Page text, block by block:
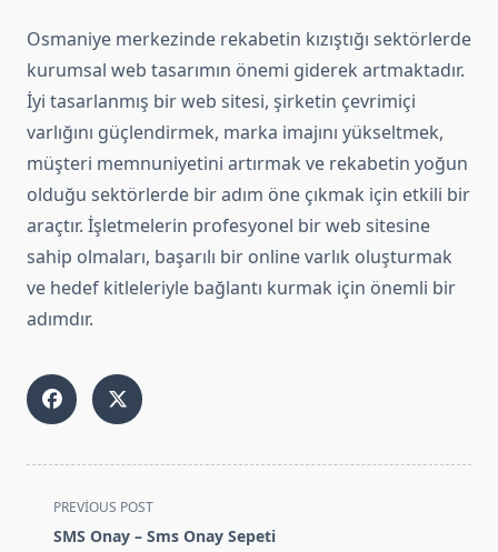
Osmaniye merkezinde rekabetin kızıştığı sektörlerde
kurumsal web tasarımın önemi giderek artmaktadır.
İyi tasarlanmış bir web sitesi, şirketin çevrimiçi
varlığını güçlendirmek, marka imajını yükseltmek,
müşteri memnuniyetini artırmak ve rekabetin yoğun
olduğu sektörlerde bir adım öne çıkmak için etkili bir
araçtır. İşletmelerin profesyonel bir web sitesine
sahip olmaları, başarılı bir online varlık oluşturmak
ve hedef kitleleriyle bağlantı kurmak için önemli bir
adımdır.
<span
class="nav-
PREVIOUS POST
SMS Onay – Sms Onay Sepeti